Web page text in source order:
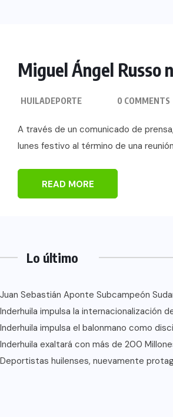
Miguel Ángel Russo
HUILADEPORTE 0 COMMENTS
A través de un comunicado de
lunes festivo al término de una
READ MORE
Lo último
Juan Sebastián Aponte Subcampeón
Inderhuila impulsa la internacionalización
Inderhuila impulsa el balonmano como
Inderhuila exaltará con más de 200
Deportistas huilenses, nuevamente